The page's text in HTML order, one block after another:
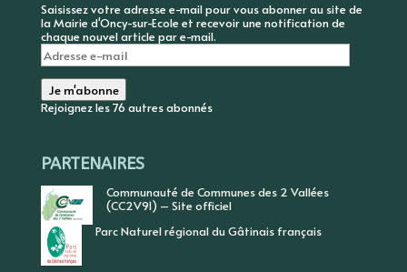
Saisissez votre adresse e-mail pour vous abonner au site de
la Mairie d'Oncy-sur-Ecole et recevoir une notification de
chaque nouvel article par e-mail.
Adresse
e-
mail
Je m'abonne
Rejoignez les 76 autres abonnés
PARTENAIRES
Communauté de Communes des 2 Vallées
(CC2V91) – Site officiel
Parc Naturel régional du Gâtinais français